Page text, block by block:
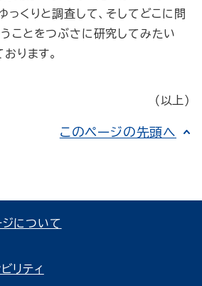
っくりと調査して、そしてどこに問
ことをつぶさに研究してみたい
ります。
（以上）
このページの先頭へ
ジについて
リティ